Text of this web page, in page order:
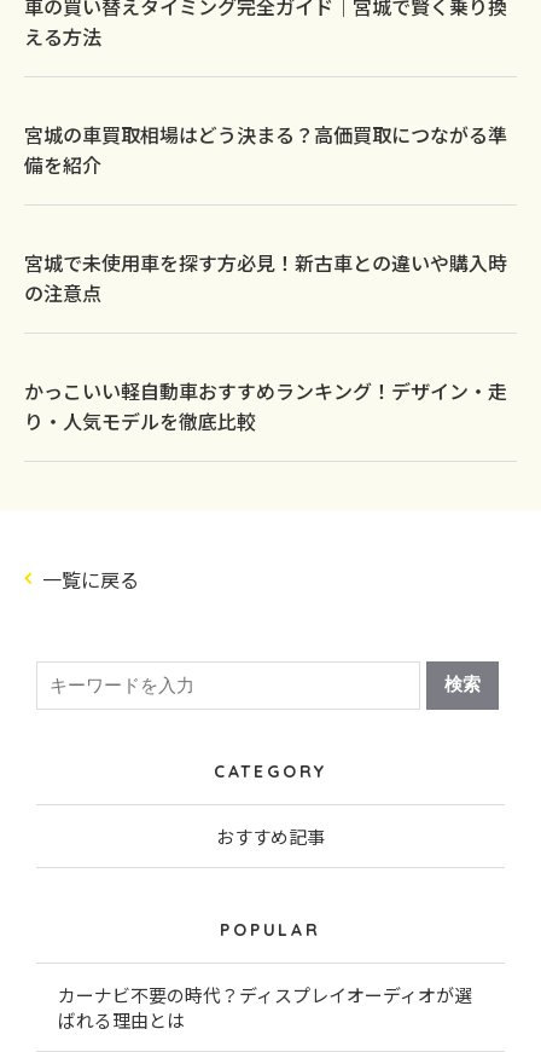
k
車の買い替えタイミング完全ガイド｜宮城で賢く乗り換
える方法
宮城の車買取相場はどう決まる？高価買取につながる準
備を紹介
宮城で未使用車を探す方必見！新古車との違いや購入時
の注意点
かっこいい軽自動車おすすめランキング！デザイン・走
り・人気モデルを徹底比較
一覧に戻る
CATEGORY
おすすめ記事
POPULAR
カーナビ不要の時代？ディスプレイオーディオが選
ばれる理由とは